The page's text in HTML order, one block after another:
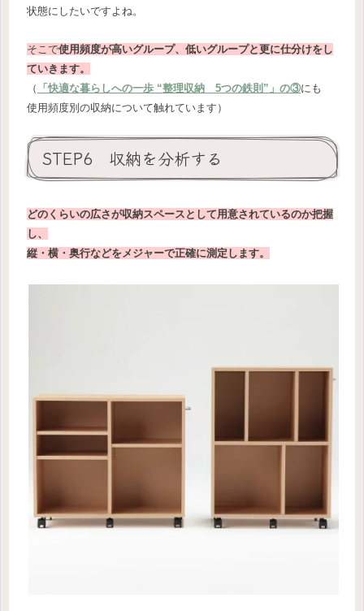
状態にしたいですよね。
そこで使用頻度が高いグループ、低いグループと更に仕分けをし
ていきます。
（ 「快適な暮らしへの一歩 “整理収納 5つの鉄則”」の③にも
使用頻度別の収納について触れています）
STEP6 収納を分析する
どのくらいの広さが収納スペースとして用意されているのか把握
し、
縦・横・奥行などをメジャーで正確に測定します。